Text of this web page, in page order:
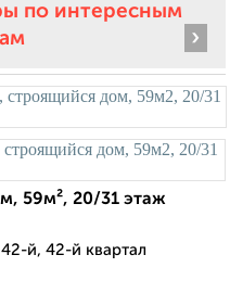
по интересным
›
59м², 20/31 этаж
й, 42-й квартал